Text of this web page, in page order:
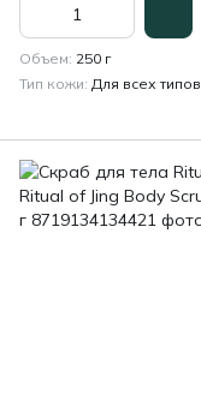
Объем 250 г
Тип кожи Для всех типов